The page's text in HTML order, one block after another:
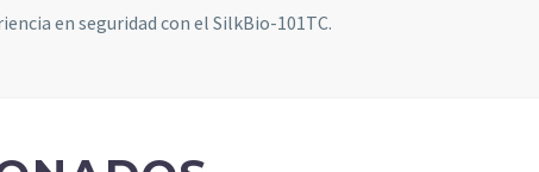
en seguridad con el SilkBio-101TC.
Experiencia